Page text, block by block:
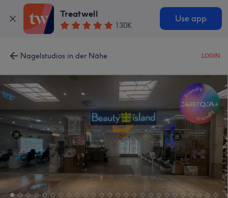
Treatwell
130K
Use app
Nagelstudios in der Nähe LOGIN